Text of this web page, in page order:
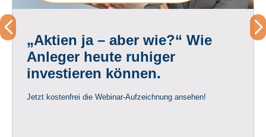
„Aktien ja – aber wie?“ Wie
Anleger heute ruhiger
investieren können.
Jetzt kostenfrei die Webinar-Aufzeichnung ansehen!